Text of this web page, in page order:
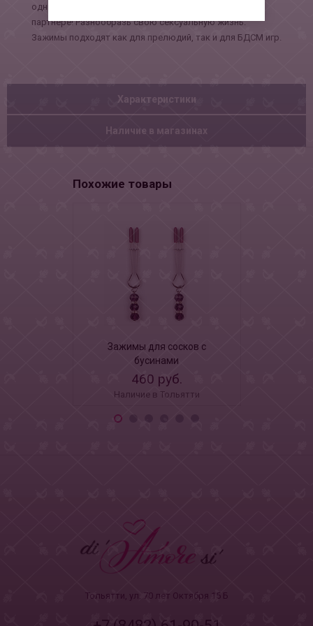
одним своим видом подогреют желание в вашем
партнере! Разнообразь свою сексуальную жизнь.
Зажимы подходят как для прелюдий, так и для БДСМ игр.
Характеристики
Наличие в магазинах
Похожие товары
Зажимы для сосков с
бусинами
460 руб.
Наличие в Тольятти
Тольятти, ул. 70 лет Октября 15 Б